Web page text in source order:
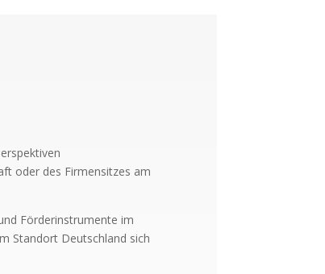
oder des Firmensitzes am
Förderinstrumente im
Standort Deutschland sich